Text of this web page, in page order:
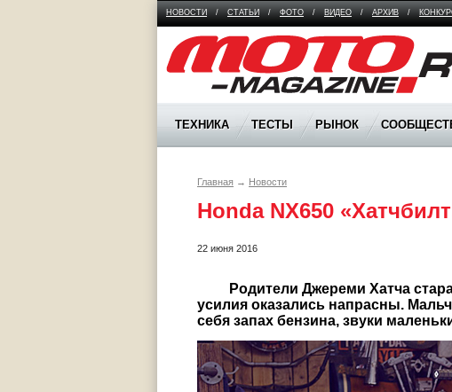
НОВОСТИ / СТАТЬИ / ФОТО / ВИДЕО / АРХИВ /
Moto Magazine
ТЕХНИКА ТЕСТЫ РЫНОК
Главная → Новости
Honda NX650
22 июня 2016
усилия оказались напрасны.